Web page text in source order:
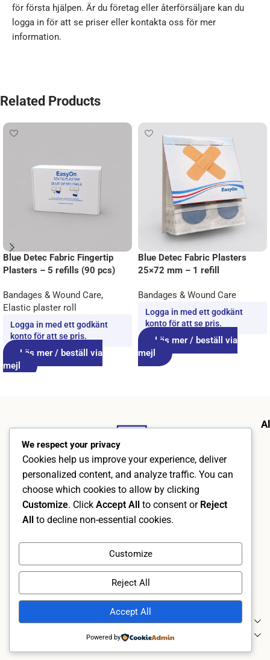
för första hjälpen. Är du företag eller återförsäljare kan du
logga in för att se priser eller kontakta oss för mer
information.
Related Products
Blue Detec Fabric Fingertip
Plasters – 5 refills (90 pcs)
Bandages & Wound Care,
Elastic plaster roll
Logga in med ett godkänt
konto för att se pris.
Läs mer / beställ via
mejl
Blue Detec Fabric Plasters
25×72 mm – 1 refill
Bandages & Wound Care
Logga in med ett godkänt
konto för att se pris.
Läs mer / beställ via
mejl
Kämpevägen 17, 553 02 Jönköping
+46 70 273 77 40
Category
We respect your privacy
Cookies help us improve your experience, deliver
personalized content, and analyze traffic. You can
choose which cookies to allow by clicking
Customize. Click Accept All to consent or Reject
All to decline non-essential cookies.
Customize
Reject All
Accept All
Powered by